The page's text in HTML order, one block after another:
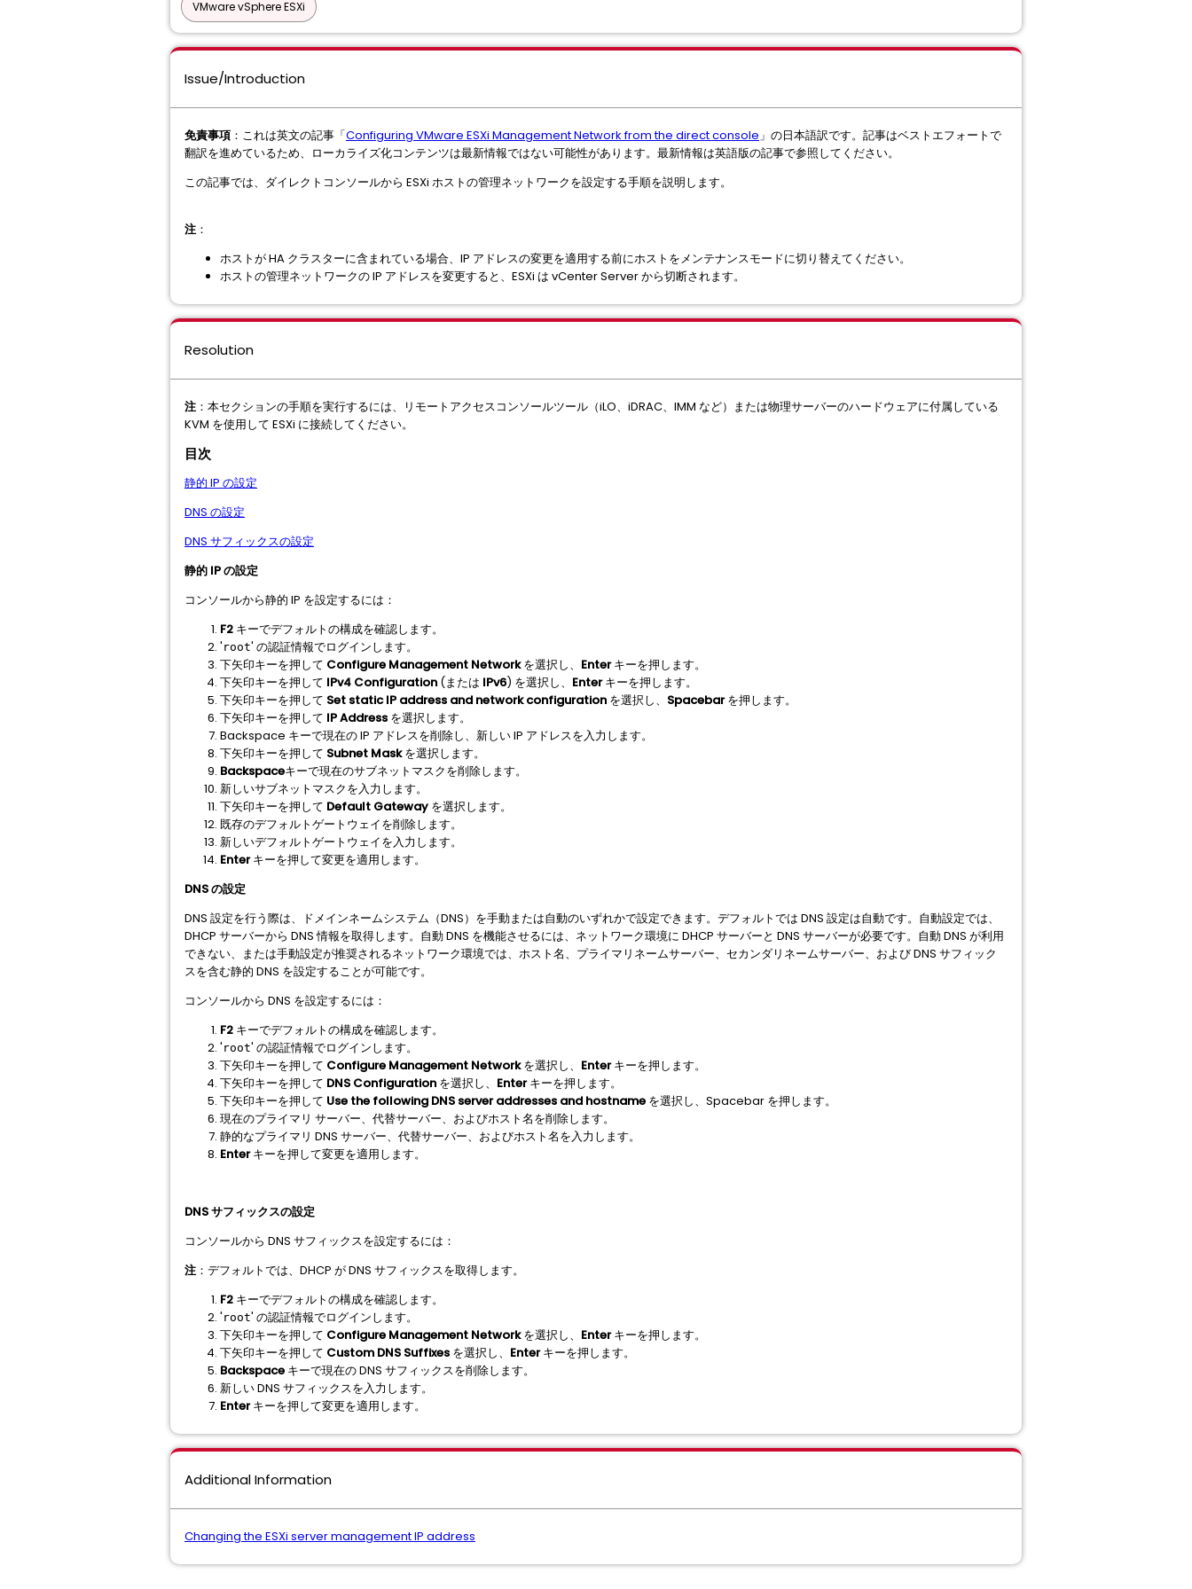
VMware vSphere ESXi
Issue/Introduction
免責事項 ：これは英文の記事「Configuring VMware ESXi Management Network from the direct console」の日本語訳です。記事はベストエフォートで
翻訳を進めているため、ローカライズ化コンテンツは最新情報ではない可能性があります。最新情報は英語版の記事で参照してください。
この記事では、ダイレクトコンソールから ESXi ホストの管理ネットワークを設定する手順を説明します。
注：
ホストが HA クラスターに含まれている場合、IP アドレスの変更を適用する前にホストをメンテナンスモードに切り替えてください。
ホストの管理ネットワークの IP アドレスを変更すると、ESXi は vCenter Server から切断されます。
Resolution
注：本セクションの手順を実行するには、リモートアクセスコンソールツール（iLO、iDRAC、IMM など）または物理サーバーのハードウェアに付属している
KVM を使用して ESXi に接続してください。
目次
静的 IP の設定
DNS の設定
DNS サフィックスの設定
静的 IP の設定
コンソールから静的 IP を設定するには：
F2 キーでデフォルトの構成を確認します。
' root' の認証情報でログインします。
下矢印キーを押して Configure Management Networkを選択し、 Enterキーを押します。
下矢印キーを押して IPv4 Configuration (または IPv6) を選択し、 Enterキーを押します。
下矢印キーを押して Set static IP address and network configuration を選択し、 Spacebarを押します。
下矢印キーを押して IP Address を選択します。
Backspace キーで現在の IP アドレスを削除し、新しい IP アドレスを入力します。
下矢印キーを押して Subnet Maskを選択します。
Backspaceキーで現在のサブネットマスクを削除します。
新しいサブネットマスクを入力します。
下矢印キーを押して Default Gateway を選択します。
既存のデフォルトゲートウェイを削除します。
新しいデフォルトゲートウェイを入力します。
Enterキーを押して変更を適用します。
DNS の設定
DNS 設定を行う際は、ドメインネームシステム（DNS）を手動または自動のいずれかで設定できます。デフォルトでは DNS 設定は自動です。自動設定では、
DHCP サーバーから DNS 情報を取得します。自動 DNS を機能させるには、ネットワーク環境に DHCP サーバーと DNS サーバーが必要です。自動 DNS が利用
できない、または手動設定が推奨されるネットワーク環境では、ホスト名、プライマリネームサーバー、セカンダリネームサーバー、および DNS サフィック
スを含む静的 DNS を設定することが可能です。
コンソールから DNS を設定するには：
F2 キーでデフォルトの構成を確認します。
' root' の認証情報でログインします。
下矢印キーを押して Configure Management Networkを選択し、 Enterキーを押します。
下矢印キーを押して DNS Configuration を選択し、 Enterキーを押します。
下矢印キーを押して Use the following DNS server addresses and hostname を選択し、Spacebar を押します。
現在のプライマリ サーバー、代替サーバー、およびホスト名を削除します。
静的なプライマリ DNS サーバー、代替サーバー、およびホスト名を入力します。
Enterキーを押して変更を適用します。
DNS サフィックスの設定
コンソールから DNS サフィックスを設定するには：
注：デフォルトでは、DHCP が DNS サフィックスを取得します。
F2 キーでデフォルトの構成を確認します。
' root' の認証情報でログインします。
下矢印キーを押して Configure Management Networkを選択し、 Enterキーを押します。
下矢印キーを押して Custom DNS Suffixes を選択し、 Enterキーを押します。
Backspace キーで現在の DNS サフィックスを削除します。
新しい DNS サフィックスを入力します。
Enterキーを押して変更を適用します。
Additional Information
Changing the ESXi server management IP address